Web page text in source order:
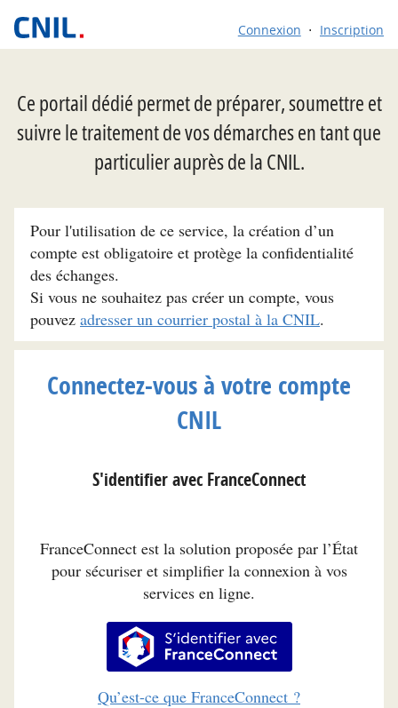
Connexion Inscription
Ce portail dédié permet de préparer, soumettre et
suivre le traitement de vos démarches en tant que
particulier auprès de la CNIL.
Pour l'utilisation de ce service, la création d’un
compte est obligatoire et protège la confidentialité
des échanges.
Si vous ne souhaitez pas créer un compte, vous
pouvez adresser un courrier postal à la CNIL.
Connectez-vous à votre compte
CNIL
S'identifier avec FranceConnect
FranceConnect est la solution proposée par l’État
pour sécuriser et simplifier la connexion à vos
services en ligne.
S’identifier avec
Qu’est-ce que FranceConnect ?